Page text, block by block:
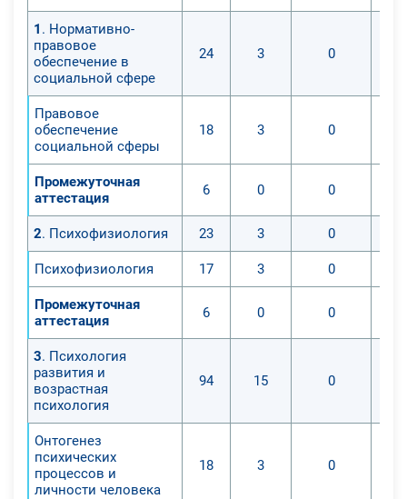
1 . Нормативно-
правовое
обеспечение в
социальной сфере
24 3 0
Правовое
обеспечение
социальной сферы
18 3 0
Промежуточная
аттестация
6 0 0
2. Психофизиология 23 3 0
Психофизиология 17 3 0
Промежуточная
аттестация
6 0 0
3. Психология
развития и
возрастная
психология
94 15 0
Онтогенез
психических
процессов и
личности человека
18 3 0